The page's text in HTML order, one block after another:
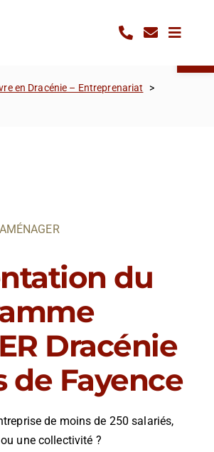
en Dracénie – Entreprenariat
du
Dracénie
de Fayence
de moins de 250 salariés,
une collectivité ?
cookies